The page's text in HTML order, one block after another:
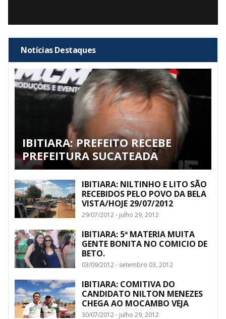
Notícias Destaques
IBITIARA: PREFEITO RECEBE
PREFEITURA SUCATEADA
IBITIARA: NILTINHO E LITO SÃO
RECEBIDOS PELO POVO DA BELA
VISTA/HOJE 29/07/2012
29/07/2012 - julho 29, 2012
IBITIARA: 5ª MATERIA MUITA
GENTE BONITA NO COMICIO DE
BETO.
03/09/2012 - setembro 03, 2012
IBITIARA: COMITIVA DO
CANDIDATO NILTON MENEZES
CHEGA AO MOCAMBO VEJA
30/07/2012 - julho 29, 2012